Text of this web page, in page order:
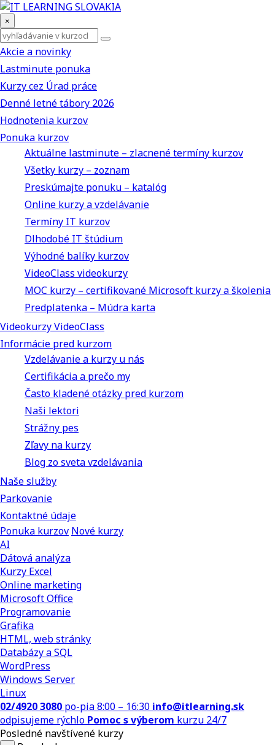
×
Akcie a novinky
Lastminute ponuka
Kurzy cez Úrad práce
Denné letné tábory 2026
Hodnotenia kurzov
Ponuka kurzov
Aktuálne lastminute – zlacnené termíny kurzov
Všetky kurzy – zoznam
Preskúmajte ponuku – katalóg
Online kurzy a vzdelávanie
Termíny IT kurzov
Dlhodobé IT štúdium
Výhodné balíky kurzov
VideoClass videokurzy
MOC kurzy – certifikované Microsoft kurzy a školenia
Predplatenka – Múdra karta
Videokurzy VideoClass
Informácie pred kurzom
Vzdelávanie a kurzy u nás
Certifikácia a prečo my
Často kladené otázky pred kurzom
Naši lektori
Strážny pes
Zľavy na kurzy
Blog zo sveta vzdelávania
Naše služby
Parkovanie
Kontaktné údaje
Ponuka kurzov Nové kurzy
AI
Dátová analýza
Kurzy Excel
Online marketing
Microsoft Office
Programovanie
Grafika
HTML, web stránky
Databázy a SQL
WordPress
Windows Server
Linux
02/4920 3080 po-pia 8:00 – 16:30 info@itlearning.sk
odpisujeme rýchlo Pomoc s výberom kurzu 24/7
Posledné navštívené kurzy